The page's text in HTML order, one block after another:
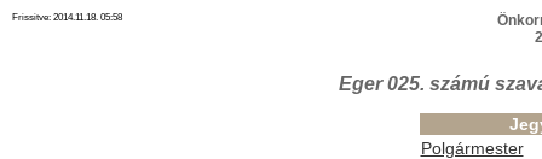
Frissitve: 2014.11.18. 05:58
Eger 025. számú
Polgármester